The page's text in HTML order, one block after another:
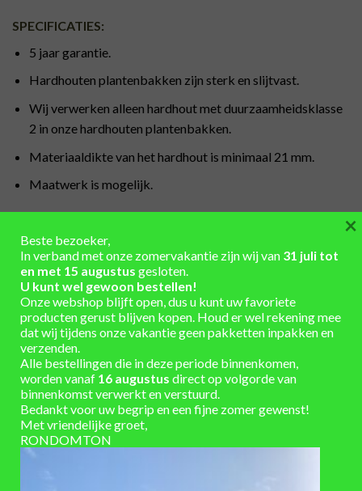
SPECIFICATIES:
5 jaar garantie.
Hardhouten plantenbakken zijn sterk en slijtvast.
Wij verwerken alleen hardhout met duurzaamheidsklasse
2 in onze hardhouten plantenbakken.
Materiaaldikte van het hardhout is minimaal 21 mm.
Maatwerk is mogelijk.
Producten dienen na ontvangst direct uitgepakt te
worden, zodat het eventuele vocht tussen de verpakking
en het product niet opgesloten zit. Dit kan moeilijk te
verwijderen vlekken veroorzaken.
Elk soort (hard)hout kleurt onder invloed van de zon, weer
en wind grijs. De uiteindelijke kleur is mede afhankelijk van
de beginkleur van het hardhout.
Hout is een natuurproduct dat afhankelijk van
temperatuur en vochtgehalte krimpt of uitzet. Het
regelmatig oliën van het hout zorgt ervoor dat het
Beste bezoeker,
In verband met onze zomervakantie zijn wij van 31 juli tot
en met 15 augustus gesloten.
U kunt wel gewoon bestellen!
Onze webshop blijft open, dus u kunt uw favoriete
producten gerust blijven kopen. Houd er wel rekening mee
dat wij tijdens onze vakantie geen pakketten inpakken en
verzenden.
Alle bestellingen die in deze periode binnenkomen,
worden vanaf 16 augustus direct op volgorde van
binnenkomst verwerkt en verstuurd.
Bedankt voor uw begrip en een fijne zomer gewenst!
Met vriendelijke groet,
RONDOMTON
×